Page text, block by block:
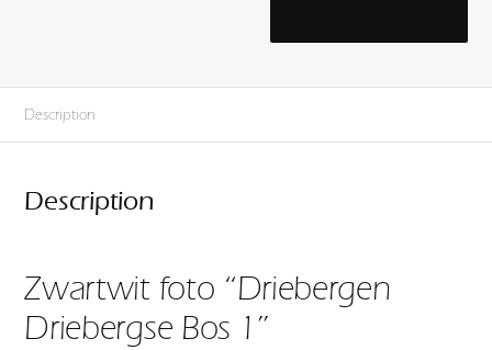
Description
Description
Zwartwit foto “Driebergen
Driebergse Bos 1”